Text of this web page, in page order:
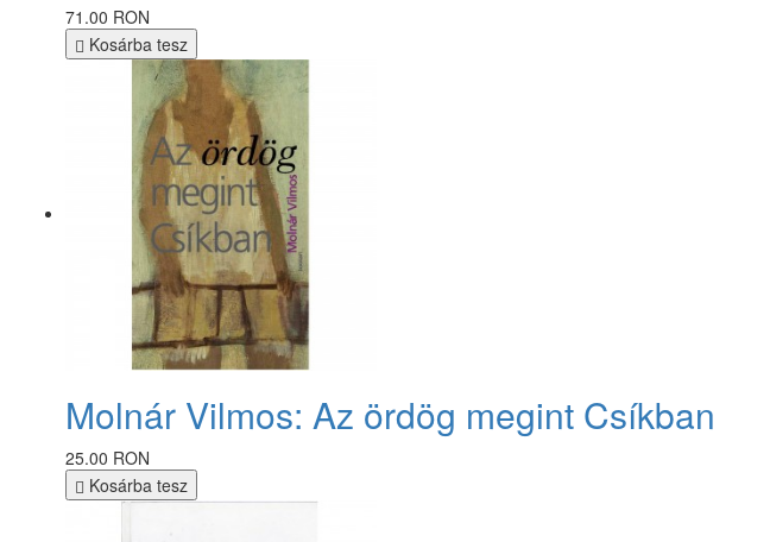
71.00 RON
Kosárba tesz
Molnár Vilmos: Az ördög megint Csíkban
25.00 RON
Kosárba tesz